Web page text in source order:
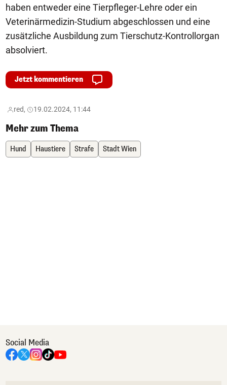
haben entweder eine Tierpfleger-Lehre oder ein
Veterinärmedizin-Studium abgeschlossen und eine
zusätzliche Ausbildung zum Tierschutz-Kontrollorgan
absolviert.
Jetzt kommentieren
red, 19.02.2024, 11:44
Mehr zum Thema
Hund Haustiere Strafe Stadt Wien
Social Media